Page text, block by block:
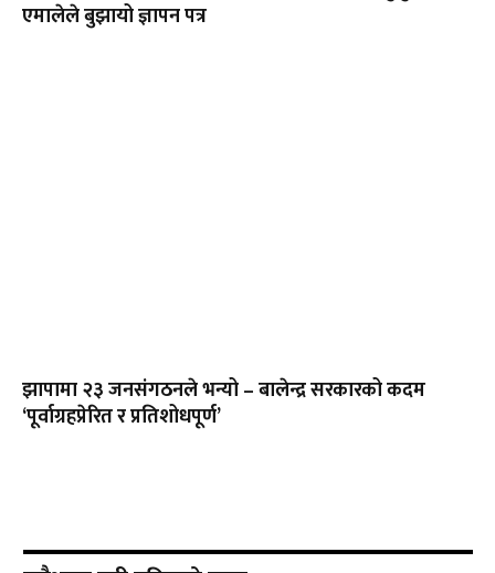
एमालेले बुझायो ज्ञापन पत्र
झापामा २३ जनसंगठनले भन्यो – बालेन्द्र सरकारको कदम
‘पूर्वाग्रहप्रेरित र प्रतिशोधपूर्ण’